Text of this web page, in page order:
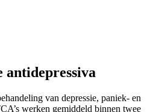
antidepressiva
van depressie, paniek- en
werken gemiddeld binnen twee